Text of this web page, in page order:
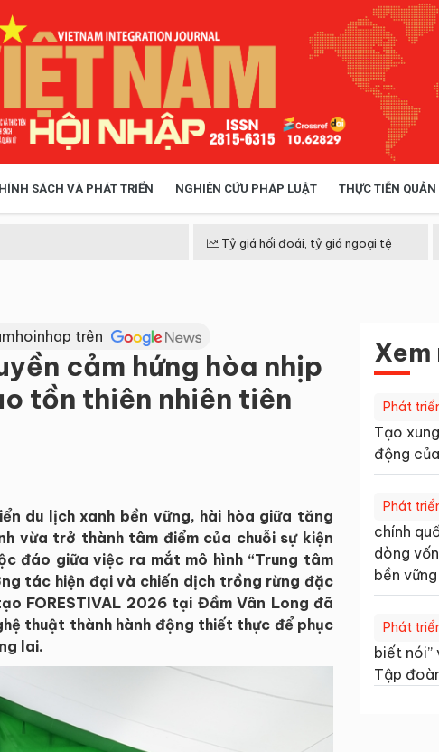
SÁCH VÀ PHÁT TRIỂN NGHIÊN CỨU PHÁP LUẬT THỰC TIỄN QUẢN
Tỷ giá hối đoái, tỷ giá ngoại tệ
trên
cảm hứng hòa nhịp
tồn thiên nhiên tiên
du lịch xanh bền vững, hài hòa giữa tăng
vừa trở thành tâm điểm của chuỗi sự kiện
đáo giữa việc ra mắt mô hình “Trung tâm
tác hiện đại và chiến dịch trồng rừng đặc
FORESTIVAL 2026 tại Đầm Vân Long đã
thuật thành hành động thiết thực để phục
lai.
Xem
Phát
Tạo
động
Phát
chính
dòng
bền vững
Phát
biết nói”
Tập